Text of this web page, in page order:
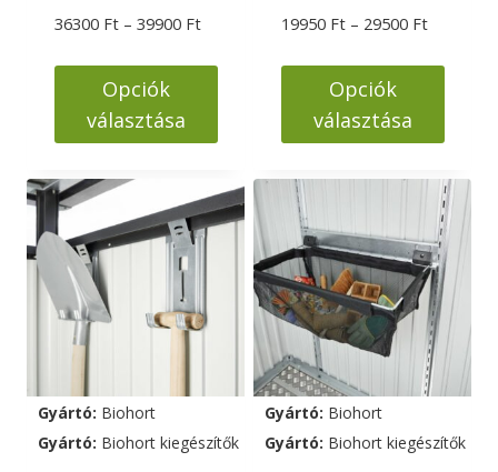
36300 Ft – 39900 FtÁrtartomány:
-
Opciók
választása
a
terméknek
több
variációja
van.
változatok
a
termékoldalon
választhatók
19950 Ft – 29500 Ft
-
Opciók
választása
a
terméknek
több
variációja
van.
A
változatok
a
termékoldalon
választhatók
Gyártó: Biohort
Gyártó: Biohort kiegészítők
Gyártó: Biohort
Gyártó: Biohort kiegészítők